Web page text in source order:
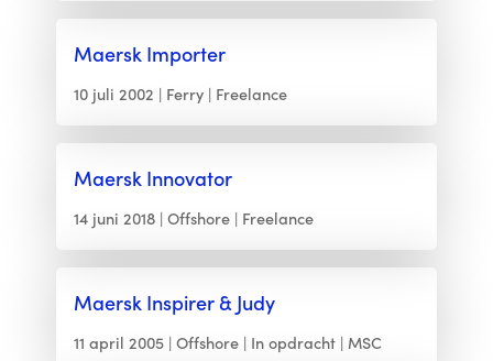
Maersk Importer
10 juli 2002 Ferry Freelance
Maersk Innovator
14 juni 2018 Offshore Freelance
Maersk Inspirer & Judy
11 april 2005 Offshore In opdracht MSC